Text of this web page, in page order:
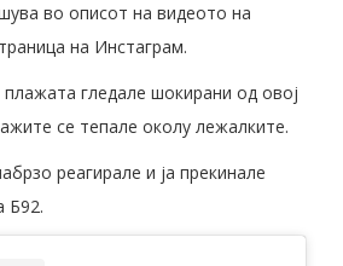
во описот на видеото на
на Инстаграм.
гледале шокирани од овој
се тепале околу лежалките.
реагирале и ја прекинале
Б92.